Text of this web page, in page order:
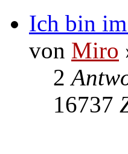
Ich bin
von Miro
2
16737